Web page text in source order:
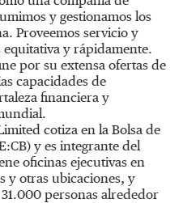
y gestionamos los
Proveemos servicio y
equitativa y rápidamente.
por su extensa ofertas de
capacidades de
financiera y
cotiza en la Bolsa de
y es integrante del
oficinas ejecutivas en
y otras ubicaciones, y
personas alrededor